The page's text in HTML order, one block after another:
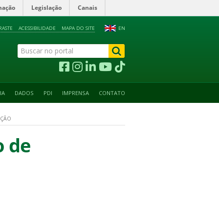
Legislação Canais
EN
ACESSIBILIDADE MAPA DO SITE
DADOS PDI IMPRENSA CONTATO
de